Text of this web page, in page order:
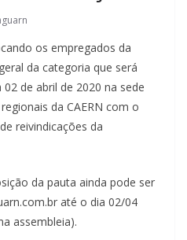
os empregados da
da categoria que será
de abril de 2020 na sede
da CAERN com o
reivindicações da
da pauta ainda pode ser
até o dia 02/04
assembleia).